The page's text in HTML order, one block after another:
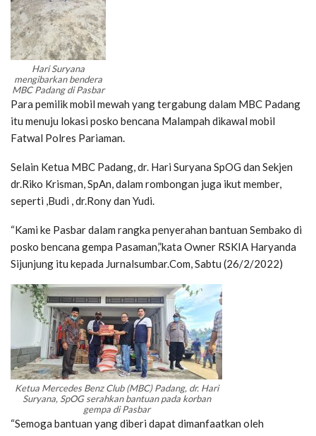
Hari Suryana
mengibarkan bendera
MBC Padang di Pasbar
Para pemilik mobil mewah yang tergabung dalam MBC Padang
itu menuju lokasi posko bencana Malampah dikawal mobil
Fatwal Polres Pariaman.
Selain Ketua MBC Padang, dr. Hari Suryana SpOG dan Sekjen
dr.Riko Krisman, SpAn, dalam rombongan juga ikut member,
seperti ,Budi , dr.Rony dan Yudi.
“Kami ke Pasbar dalam rangka penyerahan bantuan Sembako di
posko bencana gempa Pasaman,”kata Owner RSKIA Haryanda
Sijunjung itu kepada Jurnalsumbar.Com, Sabtu (26/2/2022)
Ketua Mercedes Benz Club (MBC) Padang, dr. Hari
Suryana, SpOG serahkan bantuan pada korban
gempa di Pasbar
“Semoga bantuan yang diberi dapat dimanfaatkan oleh